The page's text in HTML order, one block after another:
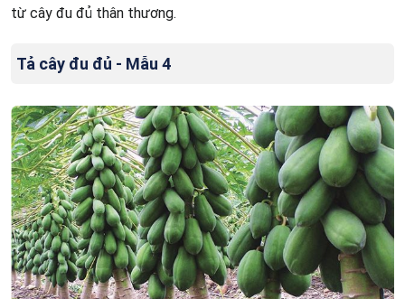
từ cây đu đủ thân thương.
Tả cây đu đủ - Mẫu 4